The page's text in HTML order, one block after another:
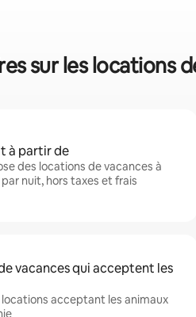
sur les locations
à partir de
des locations de vacances à
nuit, hors taxes et frais
vacances qui acceptent les
locations acceptant les animaux